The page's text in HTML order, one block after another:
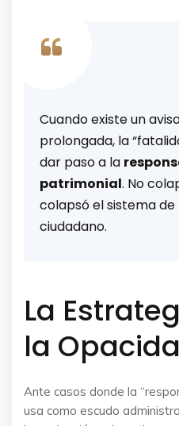
Cuando existe un
prolongada, la
dar paso a la
patrimonial. No
colapsó el sistema
ciudadano.
La
la
Ante casos donde la
usa como escudo